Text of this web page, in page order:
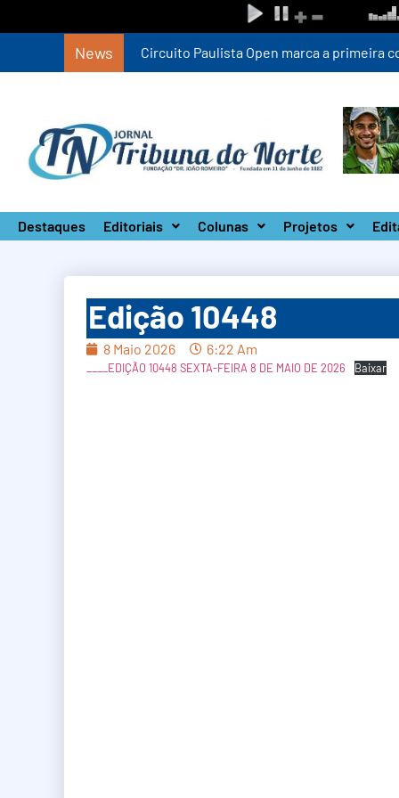
News Circuito Paulista Open marca a primeira
Destaques Editoriais Colunas Projetos
Edição 10448
8 Maio 2026 6:22 Am
____EDIÇÃO 10448 SEXTA-FEIRA 8 DE MAIO DE 2026 Baixar